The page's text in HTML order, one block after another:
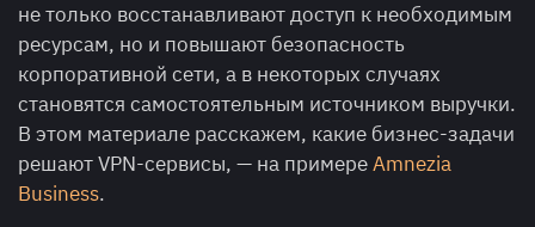
не только восстанавливают доступ к необходимым
ресурсам, но и повышают безопасность
корпоративной сети, а в некоторых случаях
становятся самостоятельным источником выручки.
В этом материале расскажем, какие бизнес-задачи
решают VPN-сервисы, — на примереAmnezia
Business.